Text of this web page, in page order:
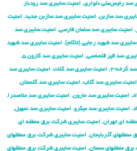
سد رئیس‌علی دلواری, امنیت سایبری سد رودبار
سد سازبن, امنیت سایبری سد سازبن جدید, امنیت
, امنیت سایبری سد سلمان فارسی, امنیت سایبری سد
سد شهید رجایی (تاکام), امنیت سایبری سد شهید
سد قیز قلعه‌سی, امنیت سایبری سد کارون ۵ ,
کرخه-۲ , امنیت سایبری سد کلات, امنیت سایبری سد
امنیت سایبری سد گلاب, امنیت سایبری سد گلستان,
, امنیت سایبری سد مارون, امنیت سایبری سد ملاصدرا,
, امنیت سایبری سد میکرو, امنیت سایبری سد نمهیل,
ای تهران, امنیت سایبری شركت برق منطقه ای
آذربایجان, امنیت سایبری شركت برق منطقهای
منطقهای سمنان, امنیت سایبری شركت برق منطقهای